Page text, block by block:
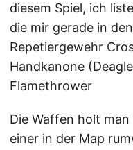
diesem Spiel, ich
die mir gerade in
Repetiergewehr
Handkanone
Flamethrower
Die Waffen holt
einer in der Map